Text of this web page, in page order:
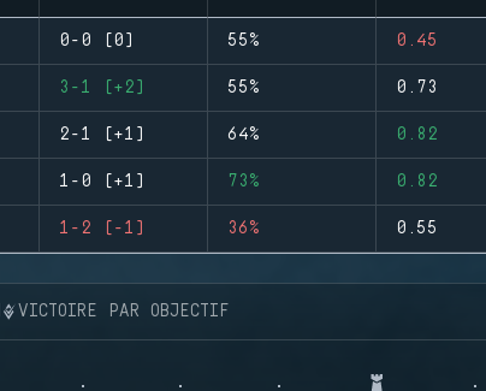
0-0 (0) 55% 0.45
3-1 (+2) 55% 0.73
2-1 (+1) 64% 0.82
1-0 (+1) 73% 0.82
1-2 (-1) 36% 0.55
VICTOIRE PAR OBJECTIF